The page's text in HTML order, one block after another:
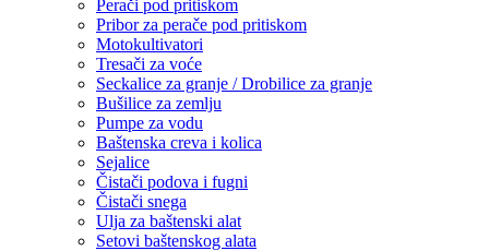
Perači pod pritiskom
Pribor za perače pod pritiskom
Motokultivatori
Tresači za voće
Seckalice za granje / Drobilice za granje
Bušilice za zemlju
Pumpe za vodu
Baštenska creva i kolica
Sejalice
Čistači podova i fugni
Čistači snega
Ulja za baštenski alat
Setovi baštenskog alata